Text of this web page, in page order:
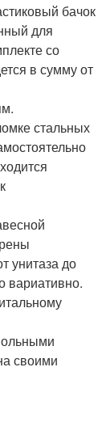
бачок
для
со
в сумму от
стальных
унитаза до
вариативно.
своими